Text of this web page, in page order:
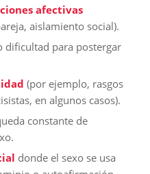
afectivas
aislamiento social).
dificultad para postergar
(por ejemplo, rasgos
en algunos casos).
constante de
donde el sexo se usa